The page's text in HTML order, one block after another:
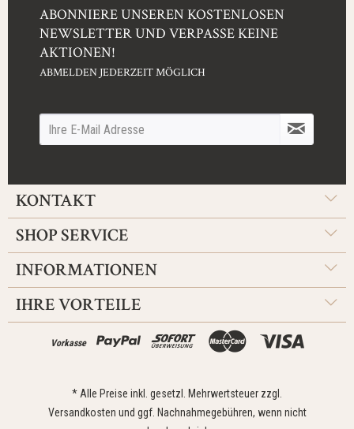
ABONNIERE UNSEREN KOSTENLOSEN
NEWSLETTER UND VERPASSE KEINE
AKTIONEN!
ABMELDEN JEDERZEIT MÖGLICH
KONTAKT
SHOP SERVICE
INFORMATIONEN
IHRE VORTEILE
Vorkasse
* Alle Preise inkl. gesetzl. Mehrwertsteuer zzgl.
Versandkosten und ggf. Nachnahmegebühren, wenn nicht